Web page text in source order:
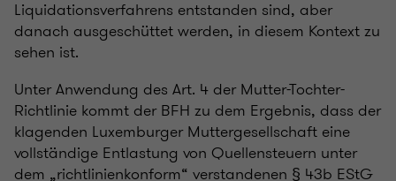
Liquidationsverfahrens entstanden sind, aber
danach ausgeschüttet werden, in diesem Kontext zu
sehen ist.
Unter Anwendung des Art. 4 der Mutter-Tochter-
Richtlinie kommt der BFH zu dem Ergebnis, dass der
klagenden Luxemburger Muttergesellschaft eine
vollständige Entlastung von Quellensteuern unter
dem „richtlinienkonform“ verstandenen § 43b EStG